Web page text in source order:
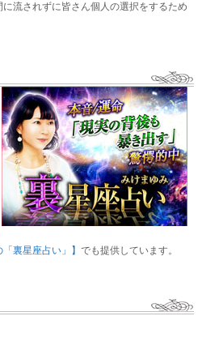
流されずに皆さん個人の選択をするため
裏星座占い」】 でも提供しています。